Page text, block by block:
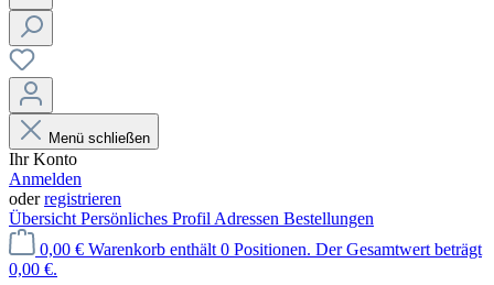
Menü schließen
Ihr Konto
Anmelden
oderregistrieren
Übersicht Persönliches Profil Adressen Bestellungen
0,00 € Warenkorb enthält 0 Positionen. Der Gesamtwert beträgt
0,00 €.